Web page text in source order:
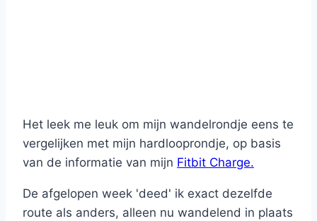
Het leek me leuk om mijn wandelrondje eens te
vergelijken met mijn hardlooprondje, op basis
van de informatie van mijn Fitbit Charge.
De afgelopen week 'deed' ik exact dezelfde
route als anders, alleen nu wandelend in plaats